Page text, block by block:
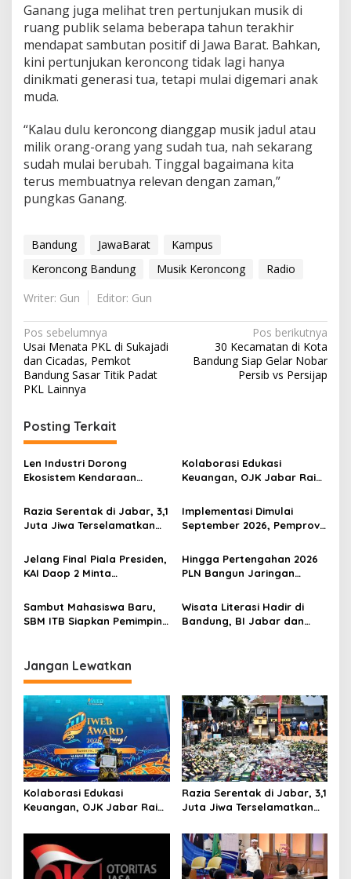
Ganang juga melihat tren pertunjukan musik di
ruang publik selama beberapa tahun terakhir
mendapat sambutan positif di Jawa Barat. Bahkan,
kini pertunjukan keroncong tidak lagi hanya
dinikmati generasi tua, tetapi mulai digemari anak
muda.
“Kalau dulu keroncong dianggap musik jadul atau
milik orang-orang yang sudah tua, nah sekarang
sudah mulai berubah. Tinggal bagaimana kita
terus membuatnya relevan dengan zaman,”
pungkas Ganang.
Bandung JawaBarat
Kampus
Keroncong Bandung
Musik Keroncong
Radio
Writer: Gun
Editor: Gun
Navigasi
pos
Pos sebelumnya
Usai Menata PKL di Sukajadi
dan Cicadas, Pemkot
Bandung Sasar Titik Padat
PKL Lainnya
Pos berikutnya
30 Kecamatan di Kota
Bandung Siap Gelar Nobar
Persib vs Persijap
Posting Terkait
Len Industri Dorong
Ekosistem Kendaraan
Integrasi Sistem dan
Layanan Purnajual
Kolaborasi Edukasi
Keuangan, OJK Jabar Raih
Razia Serentak di Jabar, 3,1
Juta Jiwa Terselamatkan
Implementasi Dimulai
September 2026, Pemprov
Rumah Tepat Sasaran
Jelang Final Piala Presiden,
KAI Daop 2 Minta
Kemacetan Menuju Stasiun
Hingga Pertengahan 2026
PLN Bangun Jaringan
Barat
Sambut Mahasiswa Baru,
SBM ITB Siapkan Pemimpin
Wisata Literasi Hadir di
Bandung, BI Jabar dan
Jangan Lewatkan
Kolaborasi Edukasi
Keuangan, OJK Jabar Raih
Razia Serentak di Jabar, 3,1
Juta Jiwa Terselamatkan